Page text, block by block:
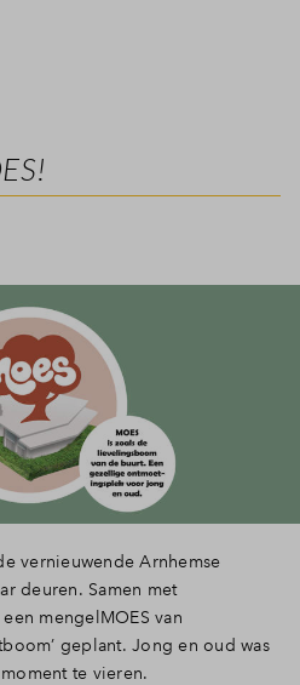
vernieuwende Arnhemse
deuren. Samen met
mengelMOES van
geplant. Jong en oud was
te vieren.